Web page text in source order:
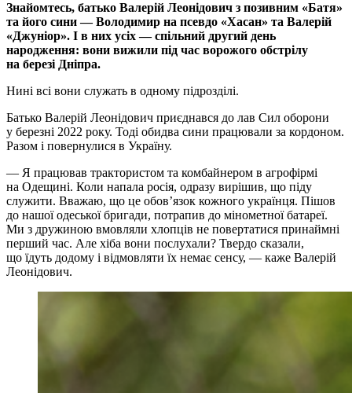
Знайомтесь, батько Валерій Леонідович з позивним «Батя»
та його сини — Володимир на псевдо «Хасан» та Валерій
«Джуніор». І в них усіх — спільний другий день
народження: вони вижили під час ворожого обстрілу
на березі Дніпра.
Нині всі вони служать в одному підрозділі.
Батько Валерій Леонідович приєднався до лав Сил оборони
у березні 2022 року. Тоді обидва сини працювали за кордоном.
Разом і повернулися в Україну.
— Я працював трактористом та комбайнером в агрофірмі
на Одещині. Коли напала росія, одразу вирішив, що піду
служити. Вважаю, що це обов’язок кожного українця. Пішов
до нашої одеської бригади, потрапив до мінометної батареї.
Ми з дружиною вмовляли хлопців не повертатися принаймні
перший час. Але хіба вони послухали? Твердо сказали,
що їдуть додому і відмовляти їх немає сенсу, — каже Валерій
Леонідович.